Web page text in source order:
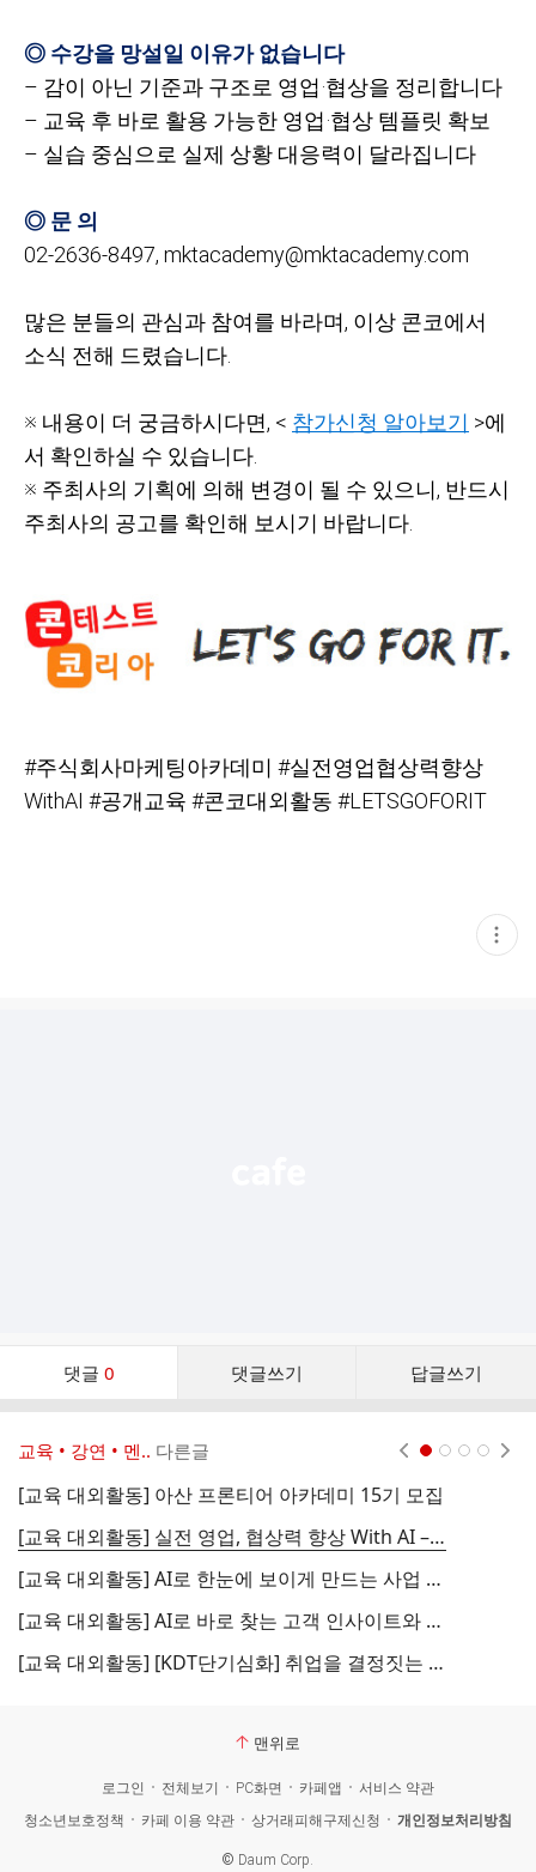
◎ 수강을 망설일 이유가 없습니다
– 감이 아닌 기준과 구조로 영업·협상을 정리합니다
– 교육 후 바로 활용 가능한 영업·협상 템플릿 확보
– 실습 중심으로 실제 상황 대응력이 달라집니다
◎ 문 의
02-2636-8497, mktacademy@mktacademy.com
많은 분들의 관심과 참여를 바라며, 이상 콘코에서
소식 전해 드렸습니다.
※ 내용이 더 궁금하시다면, < 참가신청 알아보기 >에
서 확인하실 수 있습니다.
※ 주최사의 기획에 의해 변경이 될 수 있으니, 반드시
주최사의 공고를 확인해 보시기 바랍니다.
#주식회사마케팅아카데미 #실전영업협상력향상
WithAI #공개교육 #콘코대외활동 #LETSGOFORIT
현
재
댓글 0 댓글쓰기 답글쓰기
댓
교육 • 강연 • 멘.. 다른글
[교육 대외활동] 아산 프론티어 아카데미 15기 모집
[교육 대외활동] 실전 영업, 협상력 향상 With AI – 공개교육
[교육 대외활동] AI로 한눈에 보이게 만드는 사업 전략 기획 초안 – 공개교육
[교육 대외활동] AI로 바로 찾는 고객 인사이트와 브랜드 아이디어 – 공개교육 (26년 1월)
[교육 대외활동] [KDT단기심화] 취업을 결정짓는 수준 높은 프로젝트 과정 "44일 백엔드 심화"
맨위로
로그인 전체보기 PC화면 카페앱
서비스 약관
청소년보호정책
카페 이용 약관 상거래피해구제신청 개인정보처리방침
© Daum Corp.